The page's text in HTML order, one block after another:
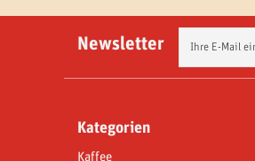
Newsletter
Kategorien
Kaffee